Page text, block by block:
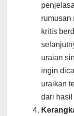
rumusan
kritis
uraian
ingin
uraikan
dari